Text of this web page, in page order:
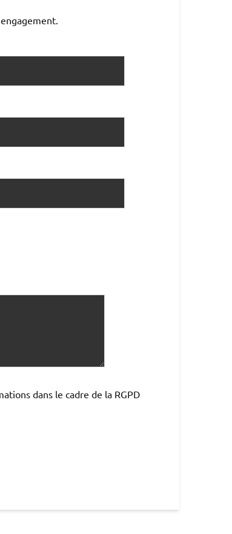
dans le cadre de la RGPD